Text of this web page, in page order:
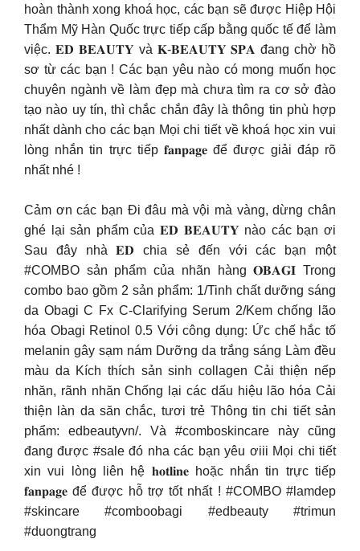
hoàn thành xong khoá học, các bạn sẽ được Hiệp Hội
Thẩm Mỹ Hàn Quốc trực tiếp cấp bằng quốc tế để làm
việc. 𝐄𝐃 𝐁𝐄𝐀𝐔𝐓𝐘 và 𝐊-𝐁𝐄𝐀𝐔𝐓𝐘 𝐒𝐏𝐀 đang chờ hồ
sơ từ các bạn ! Các bạn yêu nào có mong muốn học
chuyên ngành về làm đẹp mà chưa tìm ra cơ sở đào
tạo nào uy tín, thì chắc chắn đây là thông tin phù hợp
nhất dành cho các bạn Mọi chi tiết về khoá học xin vui
lòng nhắn tin trực tiếp 𝐟𝐚𝐧𝐩𝐚𝐠𝐞 để được giải đáp rõ
nhất nhé !
Cảm ơn các bạn Đi đâu mà vội mà vàng, dừng chân
ghé lại sản phẩm của 𝐄𝐃 𝐁𝐄𝐀𝐔𝐓𝐘 nào các bạn ơi
Sau đây nhà 𝐄𝐃 chia sẻ đến với các bạn một
#COMBO sản phẩm của nhãn hàng 𝐎𝐁𝐀𝐆𝐈 Trong
combo bao gồm 2 sản phẩm: 1/Tinh chất dưỡng sáng
da Obagi C Fx C-Clarifying Serum 2/Kem chống lão
hóa Obagi Retinol 0.5 Với công dụng: Ức chế hắc tố
melanin gây sạm nám Dưỡng da trắng sáng Làm đều
màu da Kích thích sản sinh collagen Cải thiện nếp
nhăn, rãnh nhăn Chống lại các dấu hiệu lão hóa Cải
thiện làn da săn chắc, tươi trẻ Thông tin chi tiết sản
phẩm: edbeautyvn/. Và #comboskincare này cũng
đang được #sale đó nha các bạn yêu ơiii Mọi chi tiết
xin vui lòng liên hệ 𝐡𝐨𝐭𝐥𝐢𝐧𝐞 hoặc nhắn tin trực tiếp
𝐟𝐚𝐧𝐩𝐚𝐠𝐞 để được hỗ trợ tốt nhất ! #COMBO #lamdep
#skincare #comboobagi #edbeauty #trimun
#duongtrang